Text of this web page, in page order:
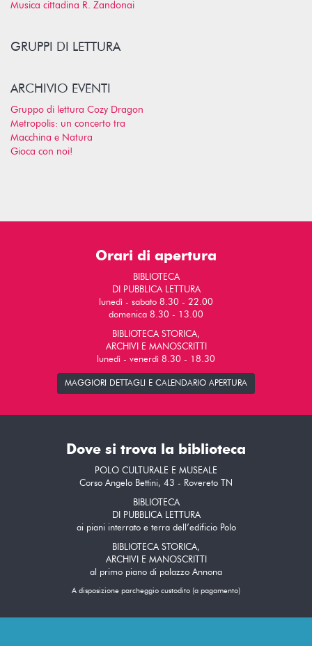
Musica cittadina R. Zandonai
GRUPPI DI LETTURA
ARCHIVIO EVENTI
Gruppo di lettura Cozy Dragon
Metropolis: un concerto tra
Macchina e Natura
Gioca con noi!
Orari di apertura
BIBLIOTECA
DI PUBBLICA LETTURA
lunedì - sabato 8.30 - 22.00
domenica 8.30 - 13.00
BIBLIOTECA STORICA,
ARCHIVI E MANOSCRITTI
lunedì - venerdì 8.30 - 18.30
MAGGIORI DETTAGLI E CALENDARIO APERTURA
Dove si trova la biblioteca
POLO CULTURALE E MUSEALE
Corso Angelo Bettini, 43 - Rovereto TN
BIBLIOTECA
DI PUBBLICA LETTURA
ai piani interrato e terra dell’edificio Polo
BIBLIOTECA STORICA,
ARCHIVI E MANOSCRITTI
al primo piano di palazzo Annona
A disposizione parcheggio custodito (a pagamento)